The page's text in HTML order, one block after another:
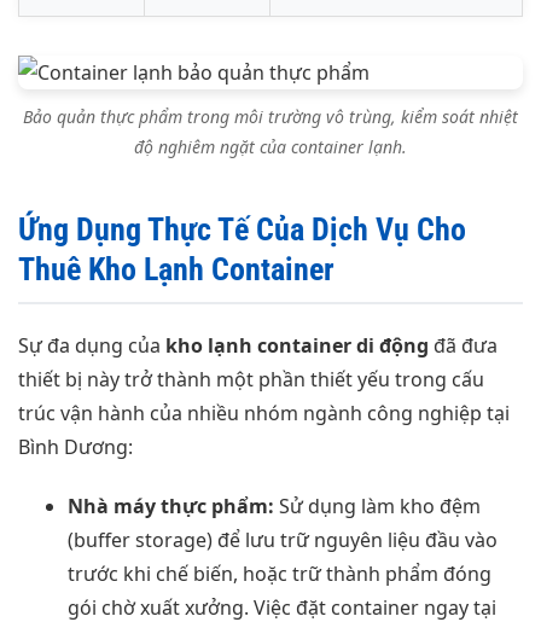
Bảo quản thực phẩm trong môi trường vô trùng, kiểm soát nhiệt
độ nghiêm ngặt của container lạnh.
Ứng Dụng Thực Tế Của Dịch Vụ Cho
Thuê Kho Lạnh Container
Sự đa dụng của kho lạnh container di động đã đưa
thiết bị này trở thành một phần thiết yếu trong cấu
trúc vận hành của nhiều nhóm ngành công nghiệp tại
Bình Dương:
Nhà máy thực phẩm: Sử dụng làm kho đệm
(buffer storage) để lưu trữ nguyên liệu đầu vào
trước khi chế biến, hoặc trữ thành phẩm đóng
gói chờ xuất xưởng. Việc đặt container ngay tại